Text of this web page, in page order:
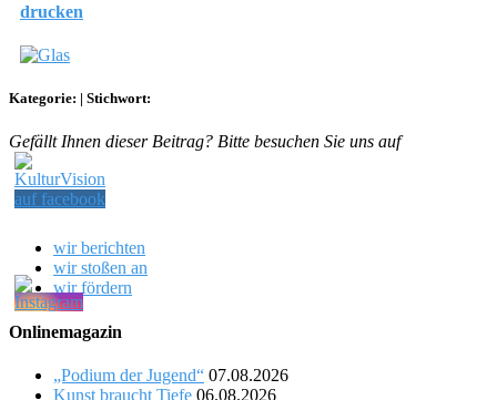
drucken
Kategorie: | Stichwort:
Gefällt Ihnen dieser Beitrag? Bitte besuchen Sie uns auf
wir berichten
wir stoßen an
wir fördern
Onlinemagazin
„Podium der Jugend“ 07.08.2026
Kunst braucht Tiefe 06.08.2026